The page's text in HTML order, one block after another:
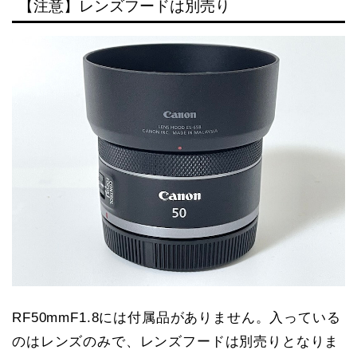
【注意】レンズフードは別売り
RF50mmF1.8には付属品がありません。入っている
のはレンズのみで、レンズフードは別売りとなりま